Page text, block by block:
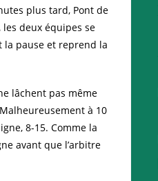
plus tard, Pont de
deux équipes se
la pause et reprend la
lâchent pas même
à 10
8-15. Comme la
avant que l’arbitre